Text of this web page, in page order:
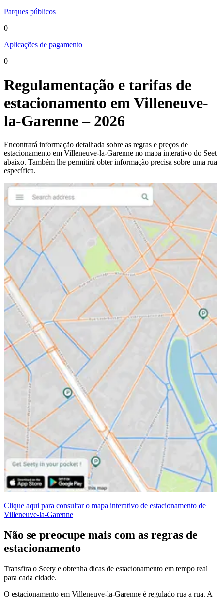
Parques públicos
0
Aplicações de pagamento
0
Regulamentação e tarifas de
estacionamento em Villeneuve-
la-Garenne – 2026
Encontrará informação detalhada sobre as regras e preços de
estacionamento em Villeneuve-la-Garenne no mapa interativo do
abaixo. Também lhe permitirá obter informação precisa sobre uma rua
específica.
Clique aqui para consultar o mapa interativo de estacionamento de
Villeneuve-la-Garenne
Não se preocupe mais com as regras de
estacionamento
Transfira o Seety e obtenha dicas de estacionamento em tempo real
para cada cidade.
O estacionamento em Villeneuve-la-Garenne é regulado rua a rua. A